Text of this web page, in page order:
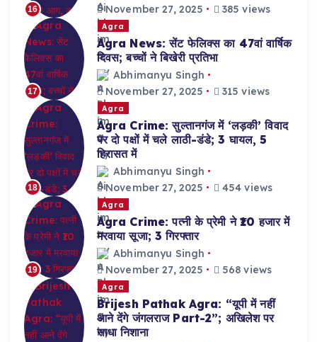
16
November 27, 2025
385 views
17
Agra
Agra News: सेंट फेलिक्स का 47वां वार्षिक
दिवस; बच्चों ने बिखेरी प्रतिभा
Abhimanyu Singh
November 27, 2025
315 views
18
Agra
Agra Crime: सुल्तानगंज में ‘लड़की’ विवाद
पर दो पक्षों में चले लाठी-डंडे; 3 घायल, 5
हिरासत में
Abhimanyu Singh
November 27, 2025
454 views
19
Agra
Agra Crime: पत्नी के प्रेमी ने ₹10 हजार में
मरवाया सूजा; 3 गिरफ्तार
Abhimanyu Singh
November 27, 2025
568 views
Agra
Brijesh Pathak Agra: “यूपी में नहीं
आने देंगे जंगलराज Part-2”; अखिलेश पर
साधा निशाना